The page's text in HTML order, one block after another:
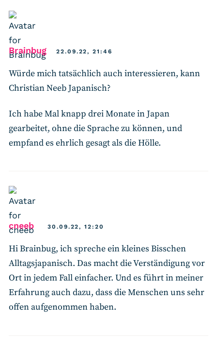
Brainbugsays:22.09.22, 21:46
Würde mich tatsächlich auch interessieren, kann
Christian Neeb Japanisch?
Ich habe Mal knapp drei Monate in Japan
gearbeitet, ohne die Sprache zu können, und
empfand es ehrlich gesagt als die Hölle.
cneebsays:30.09.22, 12:20
Hi Brainbug, ich spreche ein kleines Bisschen
Alltagsjapanisch. Das macht die Verständigung vor
Ort in jedem Fall einfacher. Und es führt in meiner
Erfahrung auch dazu, dass die Menschen uns sehr
offen aufgenommen haben.